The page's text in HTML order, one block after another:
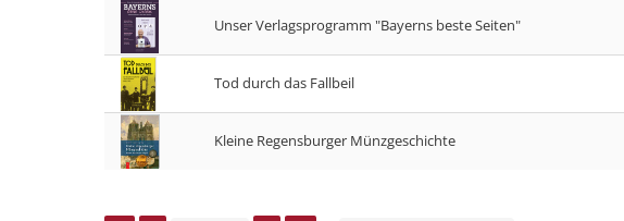
Unser Verlagsprogramm "Bayerns beste Seiten"
Tod durch das Fallbeil
Kleine Regensburger Münzgeschichte